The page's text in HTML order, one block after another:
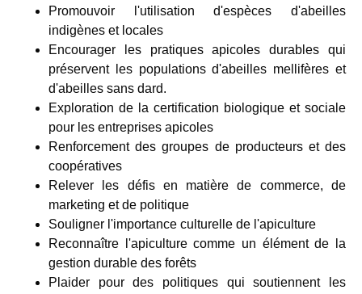
Promouvoir l'utilisation d'espèces d'abeilles
indigènes et locales
Encourager les pratiques apicoles durables qui
préservent les populations d'abeilles mellifères et
d'abeilles sans dard.
Exploration de la certification biologique et sociale
pour les entreprises apicoles
Renforcement des groupes de producteurs et des
coopératives
Relever les défis en matière de commerce, de
marketing et de politique
Souligner l'importance culturelle de l'apiculture
Reconnaître l'apiculture comme un élément de la
gestion durable des forêts
Plaider pour des politiques qui soutiennent les